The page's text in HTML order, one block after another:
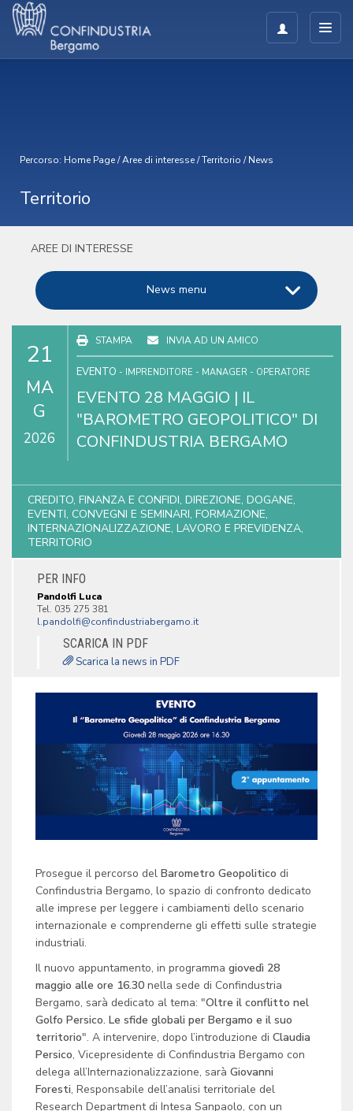
Percorso: Home Page/Aree di interesse/Territorio /News
Territorio
AREE DI INTERESSE
News menu
21
MA
G
2026
STAMPA INVIA AD UN AMICO
EVENTO - IMPRENDITORE - MANAGER - OPERATORE
EVENTO 28 MAGGIO | IL
"BAROMETRO GEOPOLITICO" DI
CONFINDUSTRIA BERGAMO
CREDITO, FINANZA E CONFIDI, DIREZIONE, DOGANE,
EVENTI, CONVEGNI E SEMINARI, FORMAZIONE,
INTERNAZIONALIZZAZIONE, LAVORO E PREVIDENZA,
TERRITORIO
PER INFO
Pandolfi Luca
Tel. 035 275 381
SCARICA IN PDF
Scarica la news in PDF
Prosegue il percorso del Barometro Geopolitico di
Confindustria Bergamo, lo spazio di confronto dedicato
alle imprese per leggere i cambiamenti dello scenario
internazionale e comprenderne gli effetti sulle strategie
industriali.
Il nuovo appuntamento, in programma giovedì 28
maggio alle ore 16.30 nella sede di Confindustria
Bergamo, sarà dedicato al tema: "Oltre il conflitto nel
Golfo Persico. Le sfide globali per Bergamo e il suo
territorio". A intervenire, dopo l’introduzione di Claudia
Persico, Vicepresidente di Confindustria Bergamo con
delega all’Internazionalizzazione, sarà Giovanni
Foresti, Responsabile dell’analisi territoriale del
Research Departmentdi Intesa Sanpaolo, con un